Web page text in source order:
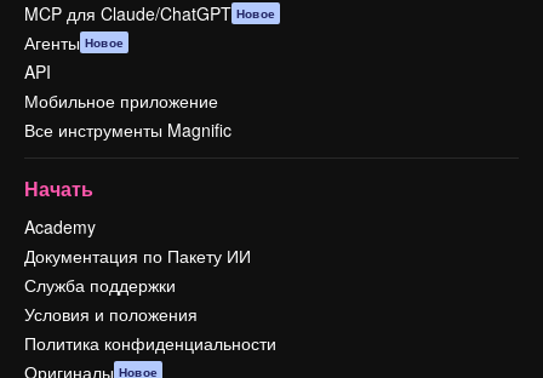
MCP для Claude/ChatGPT Новое
Агенты Новое
API
Мобильное приложение
Все инструменты Magnific
Начать
Academy
Документация по Пакету ИИ
Служба поддержки
Условия и положения
Политика конфиденциальности
Оригиналы Новое